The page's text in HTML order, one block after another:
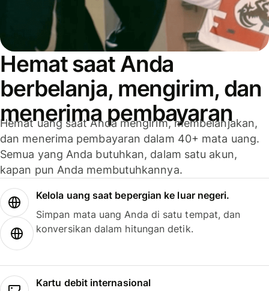
Hemat saat Anda
berbelanja, mengirim, dan
menerima pembayaran
Hemat uang saat Anda mengirim, membelanjakan,
dan menerima pembayaran dalam 40+ mata uang.
Semua yang Anda butuhkan, dalam satu akun,
kapan pun Anda membutuhkannya.
Kelola uang saat bepergian ke luar negeri.
Simpan mata uang Anda di satu tempat, dan
konversikan dalam hitungan detik.
Kartu debit internasional